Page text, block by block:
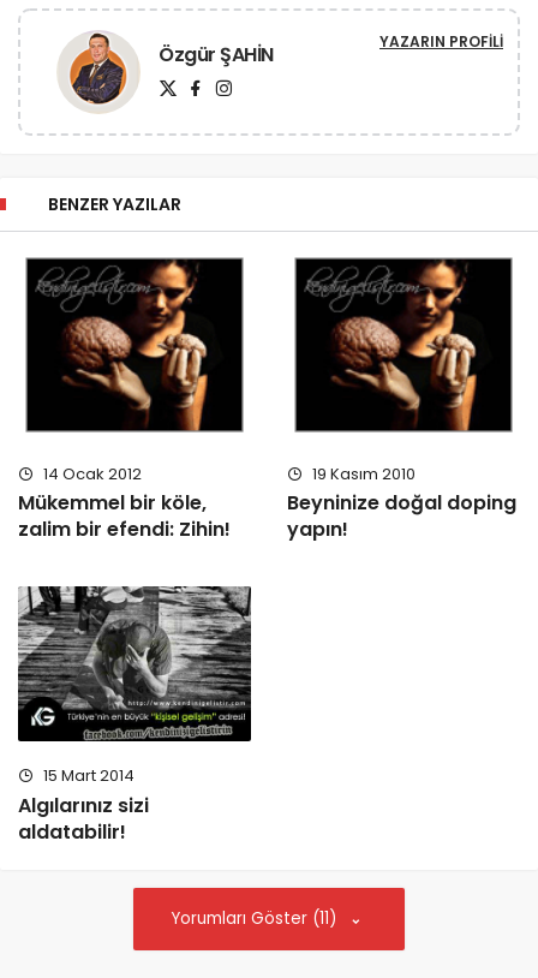
Özgür ŞAHİN YAZARIN PROFILI
BENZER YAZILAR
14 Ocak 2012
Mükemmel bir köle,
zalim bir efendi: Zihin!
19 Kasım 2010
Beyninize doğal doping
yapın!
15 Mart 2014
Algılarınız sizi
aldatabilir!
Yorumları Göster (11)